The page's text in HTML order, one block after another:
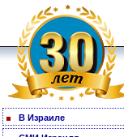
В Израиле